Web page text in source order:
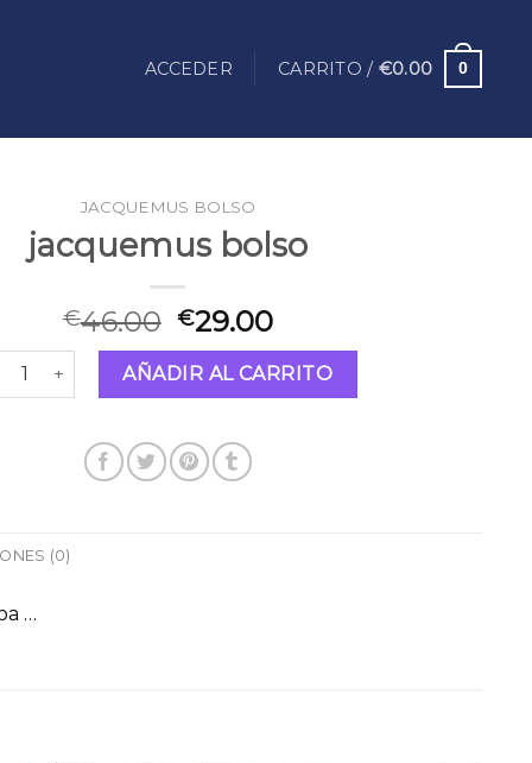
ACCEDER CARRITO / €0.00 0
JACQUEMUS BOLSO
jacquemus bolso
€46.00 €29.00
bolso cantidad
AÑADIR AL CARRITO
(0)
…